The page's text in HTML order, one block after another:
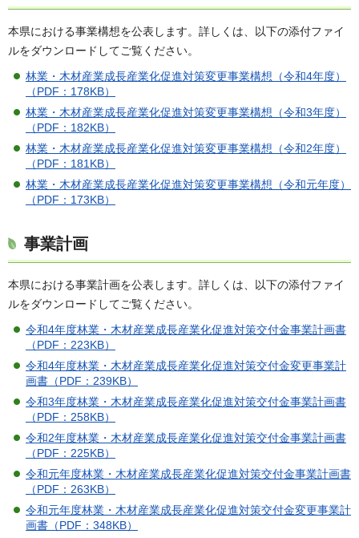
本県における事業構想を公表します。詳しくは、以下の添付ファイ
ルをダウンロードしてご覧ください。
林業・木材産業成長産業化促進対策変更事業構想（令和4年度）
（PDF：178KB）
林業・木材産業成長産業化促進対策変更事業構想（令和3年度）
（PDF：182KB）
林業・木材産業成長産業化促進対策変更事業構想（令和2年度）
（PDF：181KB）
林業・木材産業成長産業化促進対策変更事業構想（令和元年度）
（PDF：173KB）
事業計画
本県における事業計画を公表します。詳しくは、以下の添付ファイ
ルをダウンロードしてご覧ください。
令和4年度林業・木材産業成長産業化促進対策交付金事業計画書
（PDF：223KB）
令和4年度林業・木材産業成長産業化促進対策交付金変更事業計
画書（PDF：239KB）
令和3年度林業・木材産業成長産業化促進対策交付金事業計画書
（PDF：258KB）
令和2年度林業・木材産業成長産業化促進対策交付金事業計画書
（PDF：225KB）
令和元年度林業・木材産業成長産業化促進対策交付金事業計画書
（PDF：263KB）
令和元年度林業・木材産業成長産業化促進対策交付金変更事業計
画書（PDF：348KB）